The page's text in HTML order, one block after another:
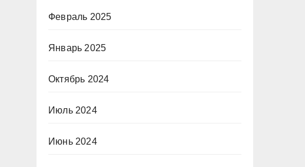
Февраль 2025
Январь 2025
Октябрь 2024
Июль 2024
Июнь 2024